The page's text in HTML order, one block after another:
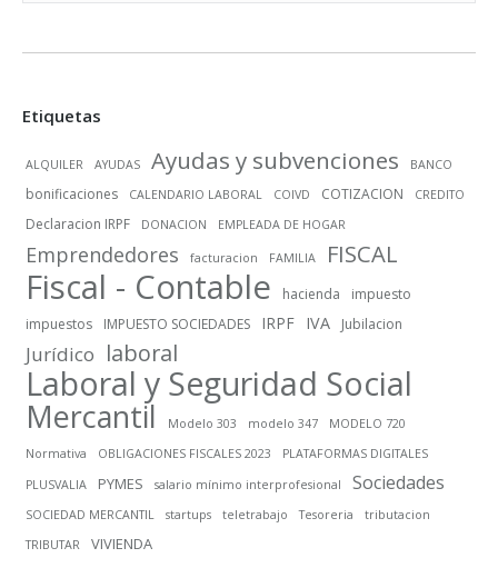
Etiquetas
ALQUILER AYUDAS Ayudas y subvenciones BANCO
bonificaciones CALENDARIO LABORAL COIVD COTIZACION CREDITO
Declaracion IRPF DONACION EMPLEADA DE HOGAR
Emprendedores facturacion FAMILIA FISCAL
Fiscal - Contable hacienda
impuesto
impuestos
IMPUESTO SOCIEDADES IRPF IVA Jubilacion
Jurídico laboral
Laboral y Seguridad Social
Mercantil Modelo 303 modelo 347
MODELO 720
Normativa
OBLIGACIONES FISCALES 2023
PLATAFORMAS DIGITALES
PLUSVALIA
PYMES salario mínimo interprofesional Sociedades
SOCIEDAD MERCANTIL startups teletrabajo Tesoreria
tributacion
TRIBUTAR
VIVIENDA